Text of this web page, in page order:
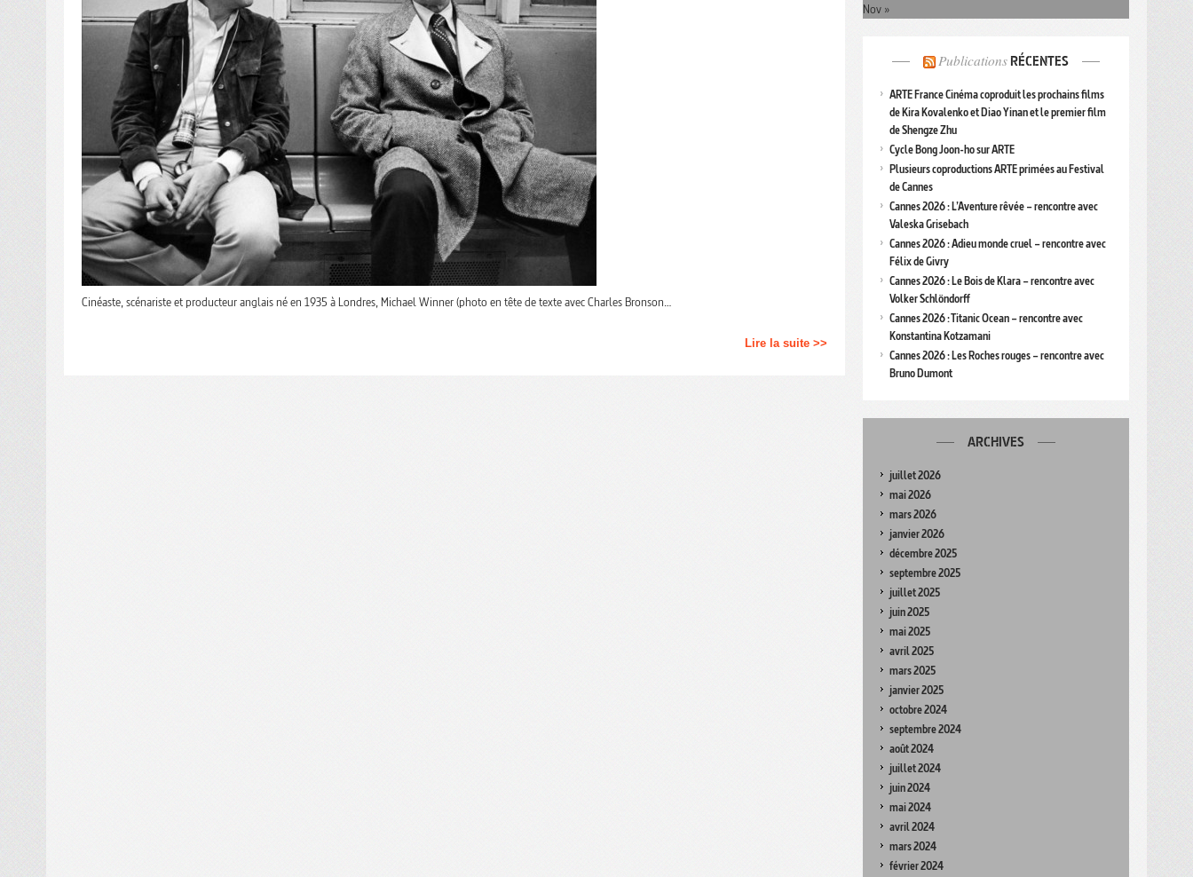
Cinéaste, scénariste et producteur anglais né en 1935 à Londres, Michael Winner (photo en tête de texte avec Charles Bronson…
Lire la suite >>
Nov »
Publications RÉCENTES
ARTE France Cinéma coproduit les prochains films
de Kira Kovalenko et Diao Yinan et le premier film
de Shengze Zhu
Cycle Bong Joon-ho sur ARTE
Plusieurs coproductions ARTE primées au Festival
de Cannes
Cannes 2026 : L’Aventure rêvée – rencontre avec
Valeska Grisebach
Cannes 2026 : Adieu monde cruel – rencontre avec
Félix de Givry
Cannes 2026 : Le Bois de Klara – rencontre avec
Volker Schlöndorff
Cannes 2026 : Titanic Ocean – rencontre avec
Konstantina Kotzamani
Cannes 2026 : Les Roches rouges – rencontre avec
Bruno Dumont
ARCHIVES
juillet 2026
mai 2026
mars 2026
janvier 2026
décembre 2025
septembre 2025
juillet 2025
juin 2025
mai 2025
avril 2025
mars 2025
janvier 2025
octobre 2024
septembre 2024
août 2024
juillet 2024
juin 2024
mai 2024
avril 2024
mars 2024
février 2024